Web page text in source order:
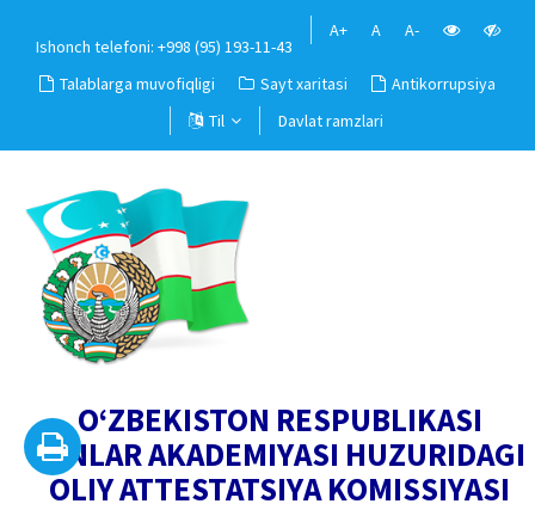
Ishonch telefoni: +998 (95) 193-11-43
A+ A A-
Talablarga muvofiqligi Sayt xaritasi
Antikorrupsiya
Til
Davlat ramzlari
O‘ZBEKISTON RESPUBLIKASI
FANLAR AKADEMIYASI HUZURIDAGI
OLIY ATTESTATSIYA KOMISSIYASI